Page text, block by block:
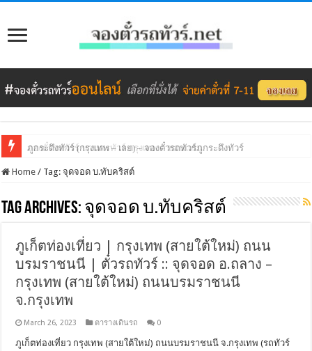
ภูกระดึงทัวร์ (กรุงเทพ – เลย) – จองตั๋วรถทัวร์ภูกระดึงทัวร์
จองตั๋วรถทัวร์ นวนครทัวร์ กรุงเทพ – ขอนแก่น
Home / Tag:จุดจอด บ.ทับคริสต์
Tag Archives: จุดจอด บ.ทับคริสต์
ภูเก็ตท่องเที่ยว | กรุงเทพ (สายใต้ใหม่) ถนน
บรมราชนนี | ตั๋วรถทัวร์ :: จุดจอด อ.ถลาง –
กรุงเทพ (สายใต้ใหม่) ถนนบรมราชนนี
จ.กรุงเทพ
March 26, 2023 ตารางเดินรถ 0
ภูเก็ตท่องเที่ยว กรุงเทพ (สายใต้ใหม่) ถนนบรมราชนนี จ.กรุงเทพ (รถทัวร์